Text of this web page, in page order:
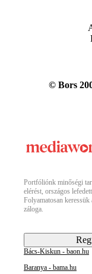
© Bors
Portfóliónk minőségi
elérést, országos
Folyamatosan
záloga.
Bács-Kiskun - baon.hu
Baranya - bama.hu